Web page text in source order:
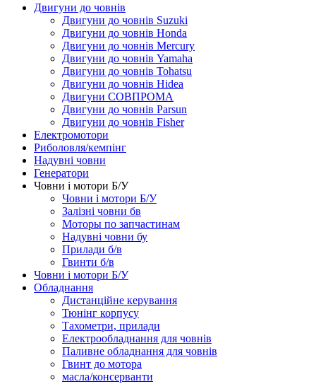
Двигуни до човнів
Двигуни до човнів Suzuki
Двигуни до човнів Honda
Двигуни до човнів Mercury
Двигуни до човнів Yamaha
Двигуни до човнів Tohatsu
Двигуни до човнів Hidea
Двигуни СОВПРОМА
Двигуни до човнів Parsun
Двигуни до човнів Fisher
Електромотори
Риболовля/кемпінг
Надувні човни
Генератори
Човни і мотори Б/У
Човни і мотори Б/У
Залізні човни бв
Моторы по запчастинам
Надувні човни бу
Прилади б/в
Гвинти б/в
Човни і мотори Б/У
Обладнання
Дистанційне керування
Тюнінг корпусу
Тахометри, прилади
Електрообладнання для човнів
Паливне обладнання для човнів
Гвинт до мотора
масла/консерванти